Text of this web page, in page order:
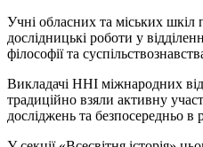
Учні обласних та міських шкіл
дослідницькі роботи у
філософії та
Викладачі ННІ міжнародних
традиційно взяли активну
досліджень та безпосередньо в